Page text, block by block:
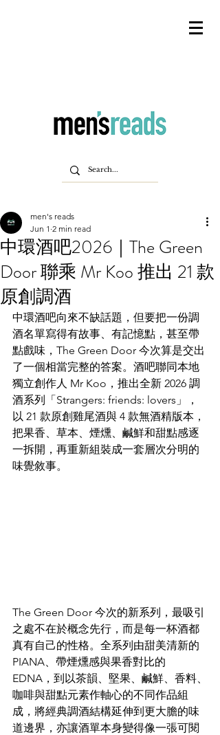
中環酒吧2026｜The Green
Door 聯乘 Mr Koo 推出 21 款
原創調酒
men's reads
Jun 1 2 min read
中環酒吧向來不缺話題，但要把一份調
酒名單寫得有故事、有記憶點，甚至帶
點戲味，The Green Door 今次算是交出
了一個相當完整的答案。酒吧聯同本地
獨立創作人 Mr Koo，推出全新 2026 調
酒系列「Strangers: friends: lovers」，
以 21 款原創雞尾酒與 4 款無酒精版本，
把果香、草本、煙燻、鹹鮮和甜點感逐
一拆開，再重新組裝成一套層次分明的
味覺敘事。
The Green Door 今次的新系列，最吸引
之處不在於概念先行，而是每一杯酒都
真有自己的性格。全系列由甜美清新的
PIANA、帶煙燻感與果香對比的
EDNA，到以茶韻、堅果、鹹鮮、香料、
咖啡與甜點元素作軸心的不同作品組
成，將經典調酒結構延伸到更大膽的味
道邊界，亦讓酒單本身變得像一張可閱